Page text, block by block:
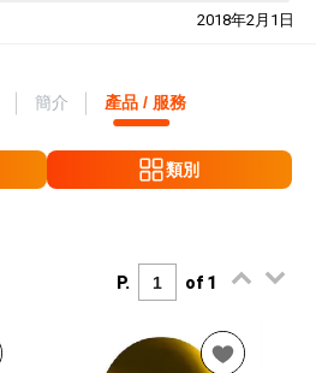
2018年2月1日
簡介 產品 / 服務
類別
P. of 1